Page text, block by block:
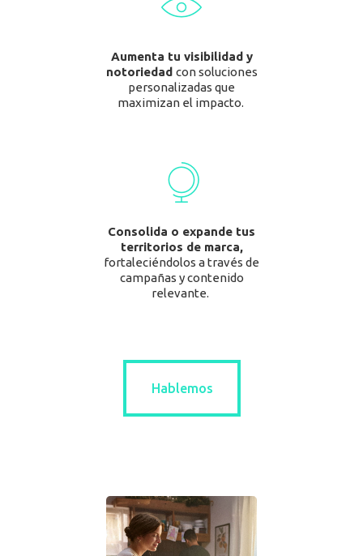
Aumenta tu visibilidady
notoriedad con soluciones
personalizadas que
maximizan el impacto.
Consolida o expande tus
territorios de marca,
fortaleciéndolos a través de
campañas y contenido
relevante.
Hablemos